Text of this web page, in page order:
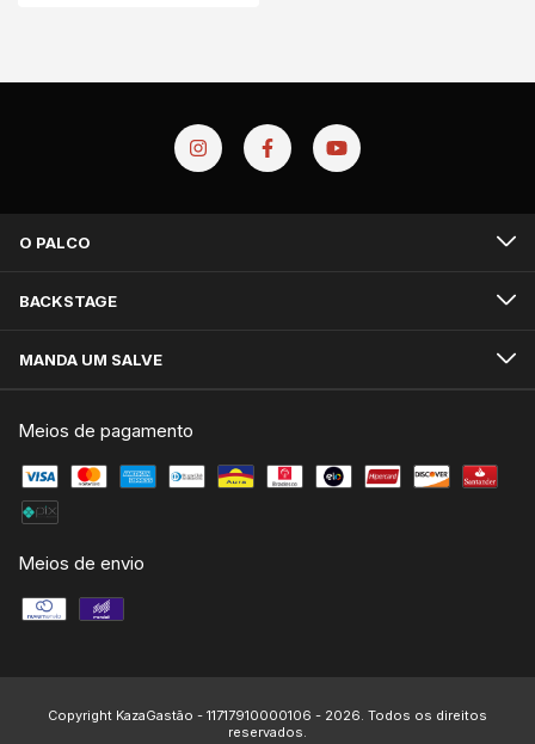
O PALCO
BACKSTAGE
MANDA UM SALVE
Meios de pagamento
Meios de envio
Copyright KazaGastão - 11717910000106 - 2026. Todos os direitos
reservados.